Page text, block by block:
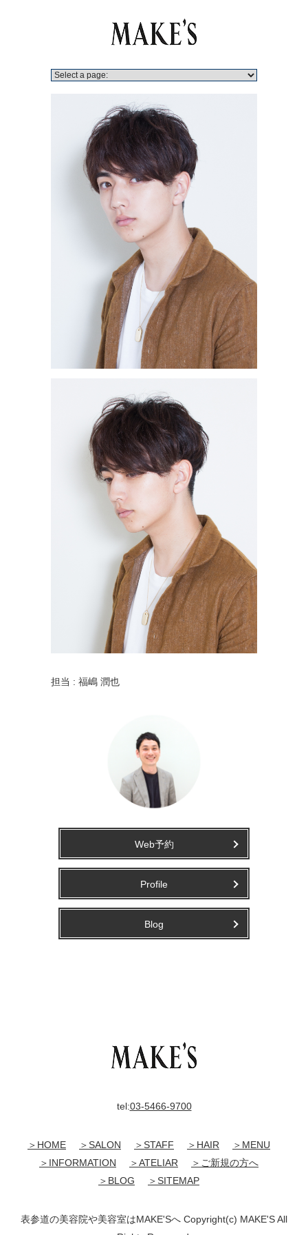
担当 : 福嶋 潤也
Web予約
Profile
Blog
tel:03-5466-9700
＞HOME ＞SALON ＞STAFF ＞HAIR
＞MENU
＞INFORMATION
＞ATELIAR
＞ご新規の方へ
＞BLOG
＞SITEMAP
表参道の美容院や美容室はMAKE'Sへ Copyright(c) MAKE'S All